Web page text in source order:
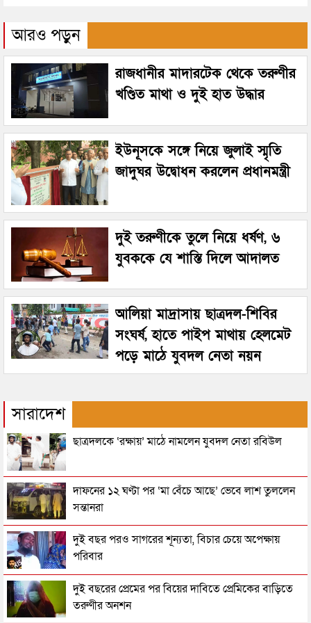
আরও পড়ুন
রাজধানীর মাদারটেক থেকে তরুণীর
খণ্ডিত মাথা ও দুই হাত উদ্ধার
ইউনূসকে সঙ্গে নিয়ে জুলাই স্মৃতি
জাদুঘর উদ্বোধন করলেন প্রধানমন্ত্রী
দুই তরুণীকে তুলে নিয়ে ধর্ষণ, ৬
যুবককে যে শাস্তি দিলে আদালত
আলিয়া মাদ্রাসায় ছাত্রদল-শিবির
সংঘর্ষ, হাতে পাইপ মাথায় হেলমেট
পড়ে মাঠে যুবদল নেতা নয়ন
সারাদেশ
ছাত্রদলকে ‘রক্ষায়’ মাঠে নামলেন যুবদল নেতা রবিউল
দাফনের ১২ ঘণ্টা পর ‘মা বেঁচে আছে’ ভেবে লাশ তুললেন
সন্তানরা
দুই বছর পরও সাগরের শূন্যতা, বিচার চেয়ে অপেক্ষায়
পরিবার
দুই বছরের প্রেমের পর বিয়ের দাবিতে প্রেমিকের বাড়িতে
তরুণীর অনশন